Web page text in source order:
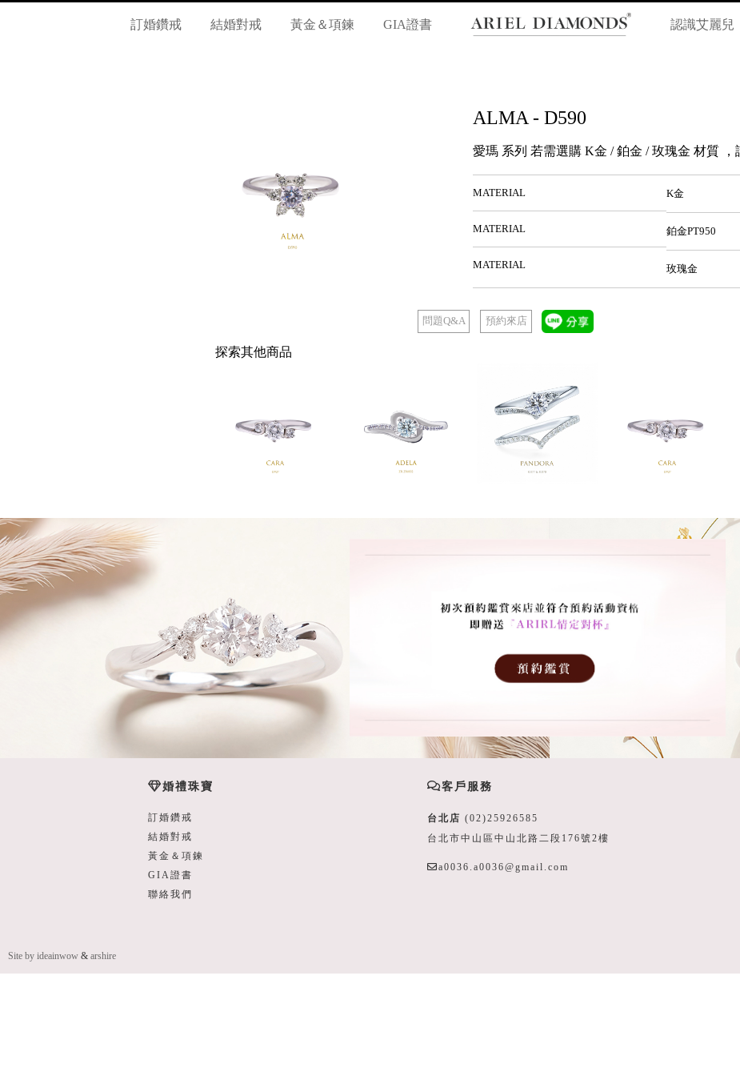
訂婚鑽戒 結婚對戒 黃金＆項鍊 GIA證書 認識艾麗兒
ALMA - D590
愛瑪 系列 若需選購 K金 / 鉑金 / 玫瑰金 材質 ，
MATERIAL K金
MATERIAL 鉑金PT950
MATERIAL 玫瑰金
問題Q&A 預約來店
探索其他商品
婚禮珠寶
訂婚鑽戒
結婚對戒
黃金＆項鍊
GIA證書
聯絡我們
客戶服務
台北店 (02)25926585
台北市中山區中山北路二段176號2樓
a0036.a0036@gmail.com
Site by ideainwow & arshire